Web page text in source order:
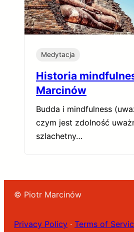
Medytacja
Historia
Marcinów
Budda i mindfulness
czym jest zdolność
szlachetny…
© Piotr Marcinów
Privacy Policy · Terms of